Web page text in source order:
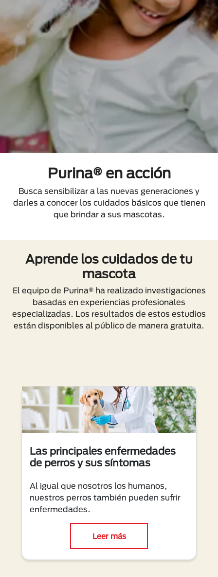
Purina® en acción
Busca sensibilizar a las nuevas generaciones y
darles a conocer los cuidados básicos que tienen
que brindar a sus mascotas.
Aprende los cuidados de tu
mascota
El equipo de Purina® ha realizado investigaciones
basadas en experiencias profesionales
especializadas. Los resultados de estos estudios
están disponibles al público de manera gratuita.
Las principales enfermedades
de perros y sus síntomas
Al igual que nosotros los humanos,
nuestros perros también pueden sufrir
enfermedades.
Leer más